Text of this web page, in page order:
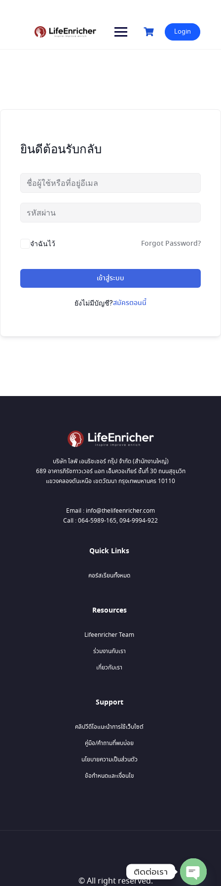
Login
ยินดีต้อนรับกลับ
จำฉันไว้ Forgot Password?
เข้าสู่ระบบ
ยังไม่มีบัญชี?สมัครตอนนี้
บริษัท ไลฟ์ เอนริชเชอร์ กรุ๊ป จำกัด (สำนักงานใหญ่)
689 อาคารภิรัชทาวเวอร์ แอท เอ็มควอเทียร์ ชั้นที่ 30 ถนนสุขุมวิท
แขวงคลองตันเหนือ เขตวัฒนา กรุงเทพมหานคร 10110
Email : info@thelifeenricher.com
Call : 064-5989-165, 094-9994-922
Quick Links
คอร์สเรียนทั้งหมด
Resources
Lifeenricher Team
ร่วมงานกับเรา
เกี่ยวกับเรา
Support
คลิปวีดีโอแนะนำการใช้เว็บไซต์
คู่มือ/คำถามที่พบบ่อย
นโยบายความเป็นส่วนตัว
ข้อกำหนดและเงื่อนไข
© All right reserved.
ติดต่อเรา